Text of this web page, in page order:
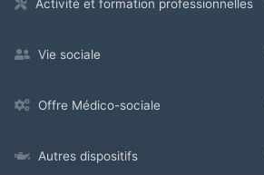
Activité et formation professionnelles
Vie sociale
Offre Médico-sociale
Autres dispositifs